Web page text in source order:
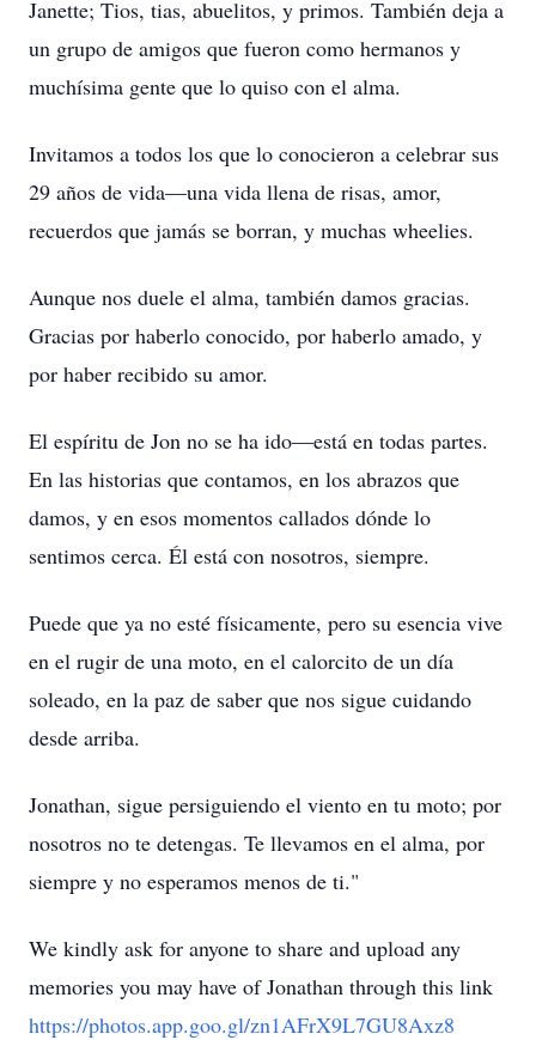
Janette; Tios, tias, abuelitos, y primos. También deja a
un grupo de amigos que fueron como hermanos y
muchísima gente que lo quiso con el alma.
Invitamos a todos los que lo conocieron a celebrar sus
29 años de vida—una vida llena de risas, amor,
recuerdos que jamás se borran, y muchas wheelies.
Aunque nos duele el alma, también damos gracias.
Gracias por haberlo conocido, por haberlo amado, y
por haber recibido su amor.
El espíritu de Jon no se ha ido—está en todas partes.
En las historias que contamos, en los abrazos que
damos, y en esos momentos callados dónde lo
sentimos cerca. Él está con nosotros, siempre.
Puede que ya no esté físicamente, pero su esencia vive
en el rugir de una moto, en el calorcito de un día
soleado, en la paz de saber que nos sigue cuidando
desde arriba.
Jonathan, sigue persiguiendo el viento en tu moto; por
nosotros no te detengas. Te llevamos en el alma, por
siempre y no esperamos menos de ti."
We kindly ask for anyone to share and upload any
memories you may have of Jonathan through this link
https://photos.app.goo.gl/zn1AFrX9L7GU8Axz8